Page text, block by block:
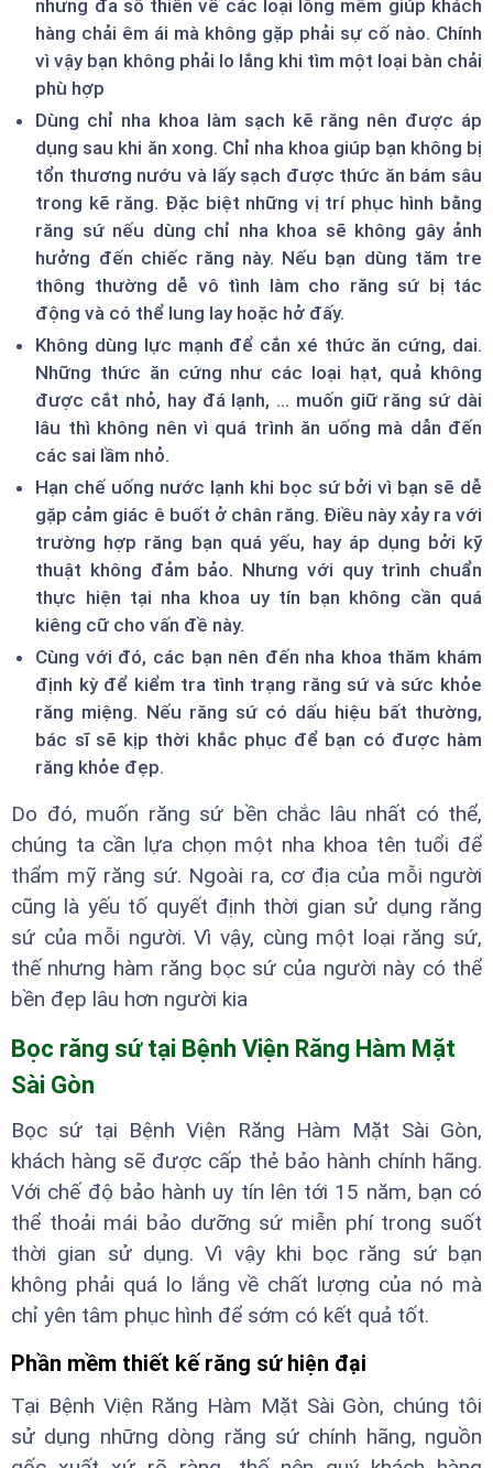
nhưng đa số thiên về các loại lông mềm giúp khách
hàng chải êm ái mà không gặp phải sự cố nào. Chính
vì vậy bạn không phải lo lắng khi tìm một loại bàn chải
phù hợp
Dùng chỉ nha khoa làm sạch kẽ răng nên được áp
dụng sau khi ăn xong. Chỉ nha khoa giúp bạn không bị
tổn thương nướu và lấy sạch được thức ăn bám sâu
trong kẽ răng. Đặc biệt những vị trí phục hình bằng
răng sứ nếu dùng chỉ nha khoa sẽ không gây ảnh
hưởng đến chiếc răng này. Nếu bạn dùng tăm tre
thông thường dễ vô tình làm cho răng sứ bị tác
động và có thể lung lay hoặc hở đấy.
Không dùng lực mạnh để cắn xé thức ăn cứng, dai.
Những thức ăn cứng như các loại hạt, quả không
được cắt nhỏ, hay đá lạnh, … muốn giữ răng sứ dài
lâu thì không nên vì quá trình ăn uống mà dẫn đến
các sai lầm nhỏ.
Hạn chế uống nước lạnh khi bọc sứ bởi vì bạn sẽ dễ
gặp cảm giác ê buốt ở chân răng. Điều này xảy ra với
trường hợp răng bạn quá yếu, hay áp dụng bởi kỹ
thuật không đảm bảo. Nhưng với quy trình chuẩn
thực hiện tại nha khoa uy tín bạn không cần quá
kiêng cữ cho vấn đề này.
Cùng với đó, các bạn nên đến nha khoa thăm khám
định kỳ để kiểm tra tình trạng răng sứ và sức khỏe
răng miệng. Nếu răng sứ có dấu hiệu bất thường,
bác sĩ sẽ kịp thời khắc phục để bạn có được hàm
răng khỏe đẹp.
Do đó, muốn răng sứ bền chắc lâu nhất có thể,
chúng ta cần lựa chọn một nha khoa tên tuổi để
thẩm mỹ răng sứ. Ngoài ra, cơ địa của mỗi người
cũng là yếu tố quyết định thời gian sử dụng răng
sứ của mỗi người. Vì vậy, cùng một loại răng sứ,
thế nhưng hàm răng bọc sứ của người này có thể
bền đẹp lâu hơn người kia
Bọc răng sứ tại Bệnh Viện Răng Hàm Mặt
Sài Gòn
Bọc sứ tại Bệnh Viện Răng Hàm Mặt Sài Gòn,
khách hàng sẽ được cấp thẻ bảo hành chính hãng.
Với chế độ bảo hành uy tín lên tới 15 năm, bạn có
thể thoải mái bảo dưỡng sứ miễn phí trong suốt
thời gian sử dụng. Vì vậy khi bọc răng sứ bạn
không phải quá lo lắng về chất lượng của nó mà
chỉ yên tâm phục hình để sớm có kết quả tốt.
Phần mềm thiết kế răng sứ hiện đại
Tại Bệnh Viện Răng Hàm Mặt Sài Gòn, chúng tôi
sử dụng những dòng răng sứ chính hãng, nguồn